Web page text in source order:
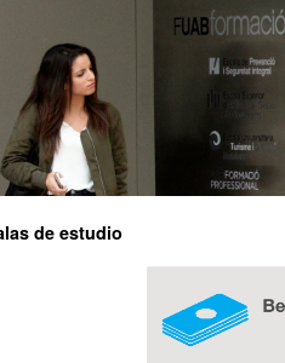
de estudio